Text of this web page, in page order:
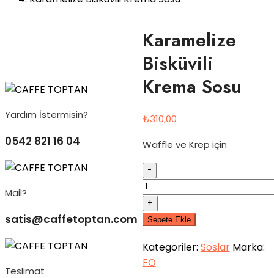
Karamelize
Bisküvili
Krema Sosu
₺310,00
Waffle ve Krep için
Quantity
Sepete Ekle
Kategoriler: Soslar Marka:
FO
Yardım İstermisin?
0542 821 16 04
Mail?
satis@caffetoptan.com
Teslimat